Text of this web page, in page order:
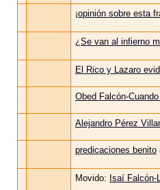
¡opinión sobre esta
¿Se van al infierno
El Rico y Lazaro
Obed Falcón-
Alejandro Pérez
predicaciones benito
Movido: Isaí Falcón-